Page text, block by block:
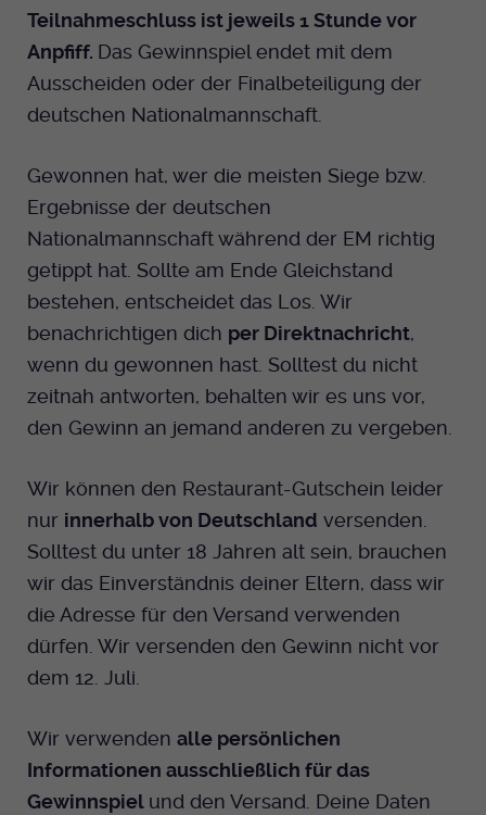
Teilnahmeschluss ist jeweils 1 Stunde vor
Anpfiff. Das Gewinnspiel endet mit dem
Ausscheiden oder der Finalbeteiligung der
deutschen Nationalmannschaft.
Gewonnen hat, wer die meisten Siege bzw.
Ergebnisse der deutschen
Nationalmannschaft während der EM richtig
getippt hat. Sollte am Ende Gleichstand
bestehen, entscheidet das Los. Wir
benachrichtigen dich per Direktnachricht,
wenn du gewonnen hast. Solltest du nicht
zeitnah antworten, behalten wir es uns vor,
den Gewinn an jemand anderen zu vergeben.
Wir können den Restaurant-Gutschein leider
nur innerhalb von Deutschland versenden.
Solltest du unter 18 Jahren alt sein, brauchen
wir das Einverständnis deiner Eltern, dass wir
die Adresse für den Versand verwenden
dürfen. Wir versenden den Gewinn nicht vor
dem 12. Juli.
Wir verwenden alle persönlichen
Informationen ausschließlich für das
Gewinnspiel und den Versand. Deine Daten